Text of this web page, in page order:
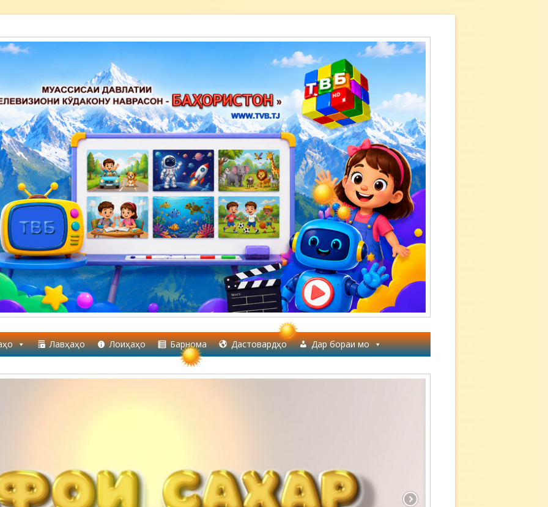
наврасон — Баҳористон»
Лавҳаҳо Лоиҳаҳо Барнома Дастовардҳо Дар бораи мо